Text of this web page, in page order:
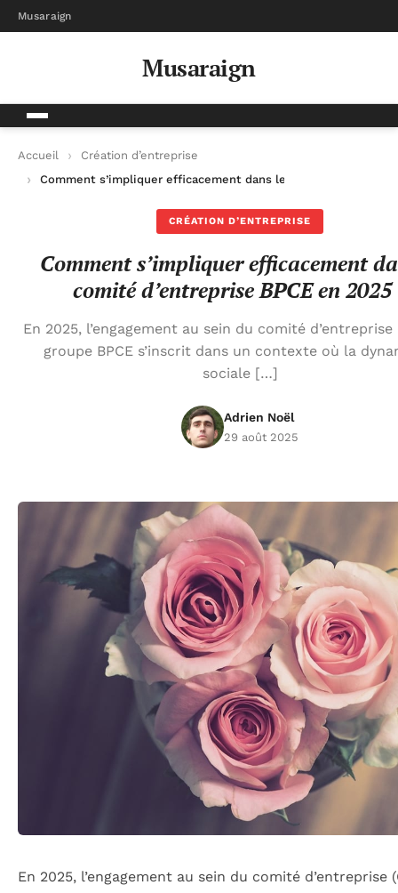
Musaraign
Musaraign
Accueil
Création d’entreprise
Comment s’impliquer efficacement dans le comité
CRÉATION D’ENTREPRISE
Comment s’impliquer efficacement
comité d’entreprise BPCE en 2025
En 2025, l’engagement au sein du comité d’entreprise
groupe BPCE s’inscrit dans un contexte où la
sociale […]
Adrien Noël
29 août 2025
En 2025, l’engagement au sein du comité d’entreprise